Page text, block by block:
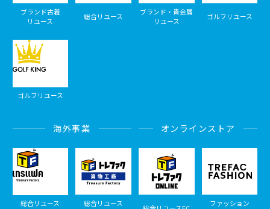
ブランド古着
リユース
総合リユース
ブランド・貴金属
リユース
ゴルフリユース
ゴルフリユース
海外事業
総合リユース
総合リユース
オンラインストア
ファッション